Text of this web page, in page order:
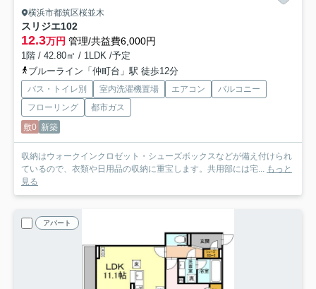
横浜市都筑区桜並木
スリジエ102
12.3万円 管理/共益費6,000円
1階 / 42.80㎡ / 1LDK /予定
ブルーライン「仲町台」駅 徒歩12分
バス・トイレ別 室内洗濯機置場 エアコン
バルコニー
フローリング
都市ガス
敷0 新築
収納はウォークインクロゼット・シューズボックスなどが備え付けられ
ているので、衣類や日用品の収納に重宝します。共用部には宅...
もっと
見る
アパート